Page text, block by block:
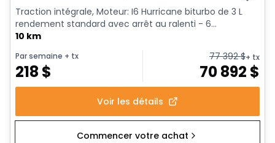
Traction intégrale, Moteur: I6 Hurricane biturbo de 3 L
rendement standard avec arrêt au ralenti - 6...
10 km
Par semaine + tx
218 $
77 392$+ tx
70 892 $
Voir les détails
Commencer votre achat